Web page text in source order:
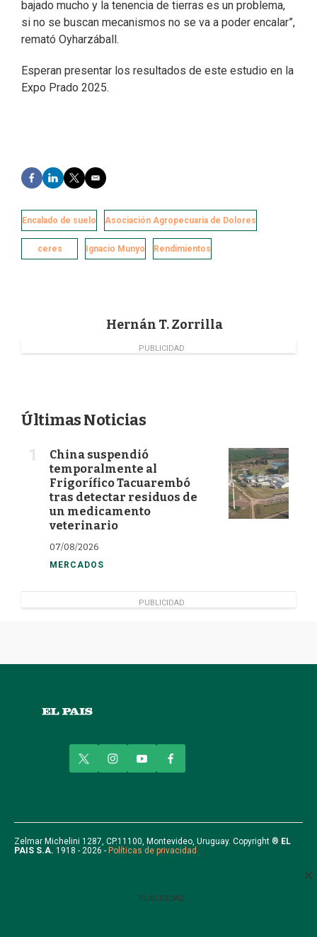
bajado mucho y la tenencia de tierras es un problema,
si no se buscan mecanismos no se va a poder encalar”,
remató Oyharzáball.
Esperan presentar los resultados de este estudio en la
Expo Prado 2025.
F
a
e
b
o
L
i
k
e
d
I
T
w
t
t
r
E
m
i
l
Encalado de suelo Asociación Agropecuaria de Dolores
ceres Ignacio Munyo Rendimientos
Hernán T. Zorrilla
PUBLICIDAD
Últimas Noticias
China suspendió
temporalmente al
Frigorífico Tacuarembó
tras detectar residuos de
un medicamento
veterinario
07/08/2026
MERCADOS
PUBLICIDAD
PUBLICIDAD
w
e
r
i
n
g
r
a
y
o
b
e
a
o
o
k
Zelmar Michelini 1287, CP.11100, Montevideo, Uruguay. Copyright ® EL
PAIS S.A. 1918 - 2026 - Políticas de privacidad